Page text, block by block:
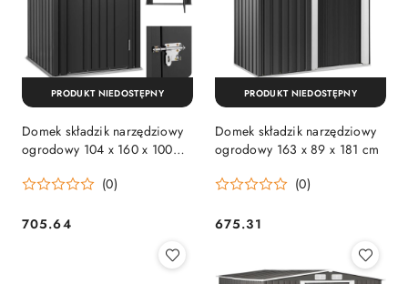
Domek składzik narzędziowy
ogrodowy 104 x 160 x 100
(0)
Cena:
705.64
PRODUKT NIEDOSTĘPNY
Domek składzik narzędziowy
ogrodowy 163 x 89 x 181 cm
(0)
Cena:
675.31
PRODUKT NIEDOSTĘPNY